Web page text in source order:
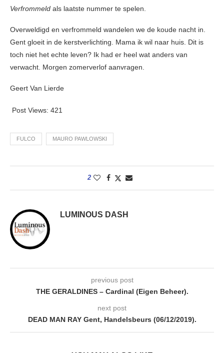
Verfrommeld als laatste nummer te spelen.
Overweldigd en verfrommeld wandelen we de koude nacht in.
Gent gloeit in de kerstverlichting. Mama ik wil naar huis. Dit is
toch niet het echte leven? Ik had er heel wat anders van
verwacht. Morgen zomerverlof aanvragen.
Geert Van Lierde
Post Views: 421
FULCO MAURO PAWLOWSKI
2
LUMINOUS DASH
previous post
THE GERALDINES – Cardinal (Eigen Beheer).
next post
DEAD MAN RAY Gent, Handelsbeurs (06/12/2019).